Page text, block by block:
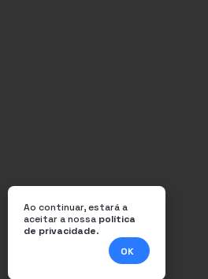
Ao continuar, estará a
aceitar a nossa política
de privacidade.
OK